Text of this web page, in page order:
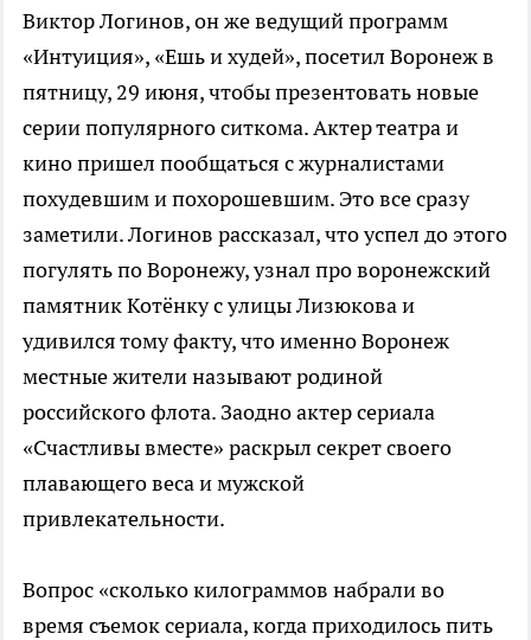
Виктор Логинов, он же ведущий программ
«Интуиция», «Ешь и худей», посетил Воронеж в
пятницу, 29 июня, чтобы презентовать новые
серии популярного ситкома. Актер театра и
кино пришел пообщаться с журналистами
похудевшим и похорошевшим. Это все сразу
заметили. Логинов рассказал, что успел до этого
погулять по Воронежу, узнал про воронежский
памятник Котёнку с улицы Лизюкова и
удивился тому факту, что именно Воронеж
местные жители называют родиной
российского флота. Заодно актер сериала
«Счастливы вместе» раскрыл секрет своего
плавающего веса и мужской
привлекательности.
Вопрос «сколько килограммов набрали во
время съемок сериала, когда приходилось пить